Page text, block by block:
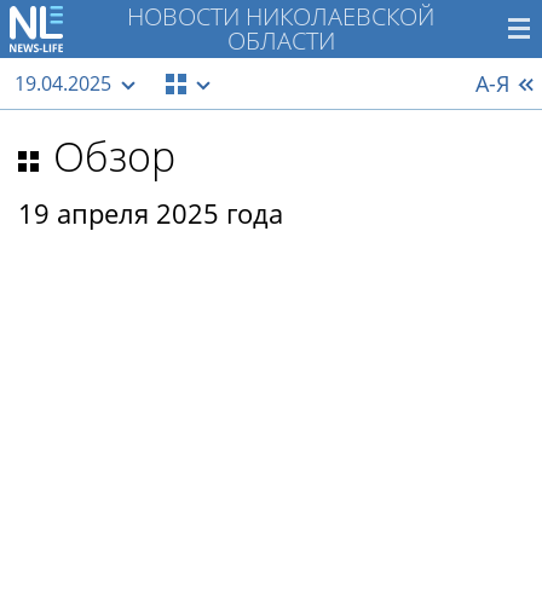
НОВОСТИ НИКОЛАЕВСКОЙ
ОБЛАСТИ
19.04.2025 А-Я
Обзор
19 апреля 2025 года